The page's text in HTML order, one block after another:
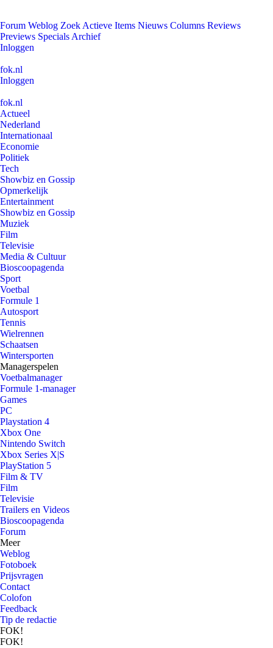
Forum Weblog Zoek Actieve Items Nieuws Columns Reviews
Previews Specials Archief
Inloggen
fok.nl
Inloggen
fok.nl
Actueel
Nederland
Internationaal
Economie
Politiek
Tech
Showbiz en Gossip
Opmerkelijk
Entertainment
Showbiz en Gossip
Muziek
Film
Televisie
Media & Cultuur
Bioscoopagenda
Sport
Voetbal
Formule 1
Autosport
Tennis
Wielrennen
Schaatsen
Wintersporten
Managerspelen
Voetbalmanager
Formule 1-manager
Games
PC
Playstation 4
Xbox One
Nintendo Switch
Xbox Series X|S
PlayStation 5
Film & TV
Film
Televisie
Trailers en Videos
Bioscoopagenda
Forum
Meer
Weblog
Fotoboek
Prijsvragen
Contact
Colofon
Feedback
Tip de redactie
FOK!
FOK!